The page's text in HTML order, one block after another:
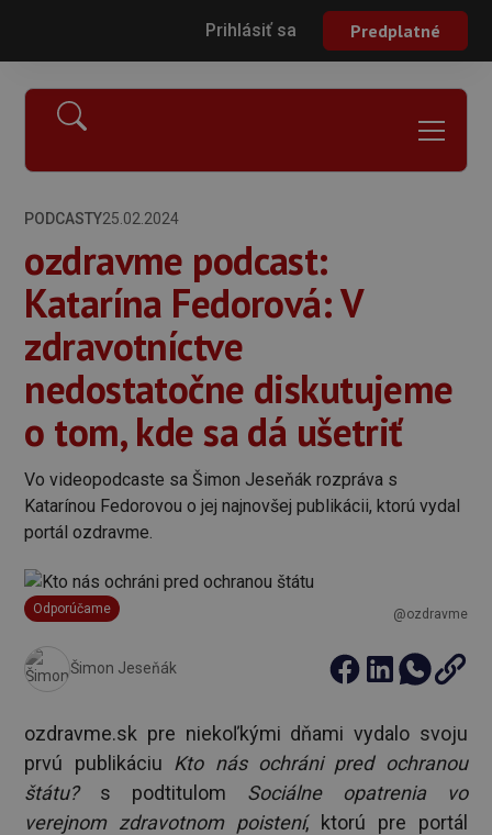
Prihlásiť sa Predplatné
PODCASTY25.02.2024
ozdravme podcast:
Katarína Fedorová: V
zdravotníctve
nedostatočne diskutujeme
o tom, kde sa dá ušetriť
Vo videopodcaste sa Šimon Jeseňák rozpráva s
Katarínou Fedorovou o jej najnovšej publikácii, ktorú vydal
portál ozdravme.
Odporúčame @ozdravme
Šimon Jeseňák
ozdravme.sk pre niekoľkými dňami vydalo svoju
prvú publikáciu Kto nás ochráni pred ochranou
štátu?s podtitulom Sociálne opatrenia vo
verejnom zdravotnom poistení, ktorú pre portál